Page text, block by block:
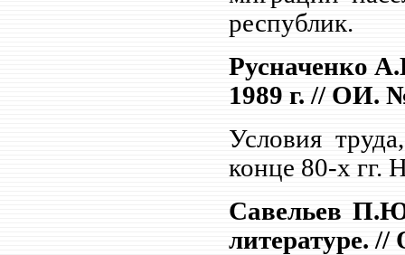
республик.
Русначенко
1989 г. // ОИ.
Условия
конце 80-х гг.
Савельев
литературе.